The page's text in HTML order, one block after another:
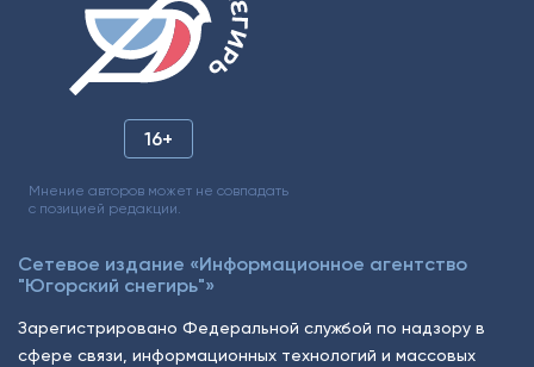
16+
Мнение авторов может не совпадать
с позицией редакции.
Сетевое издание «Информационное агентство
"Югорский снегирь"»
Зарегистрировано Федеральной службой по надзору в
сфере связи, информационных технологий и массовых